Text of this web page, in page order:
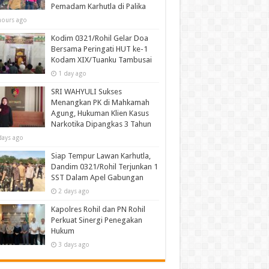
Pemadam Karhutla di Palika
ago
Kodim 0321/Rohil Gelar Doa
Bersama Peringati HUT ke-1
Kodam XIX/Tuanku Tambusai
1 day ago
SRI WAHYULI Sukses
Menangkan PK di Mahkamah
Agung, Hukuman Klien Kasus
Narkotika Dipangkas 3 Tahun
ago
Siap Tempur Lawan Karhutla,
Dandim 0321/Rohil Terjunkan 1
SST Dalam Apel Gabungan
2 days ago
Kapolres Rohil dan PN Rohil
Perkuat Sinergi Penegakan
Hukum
3 days ago